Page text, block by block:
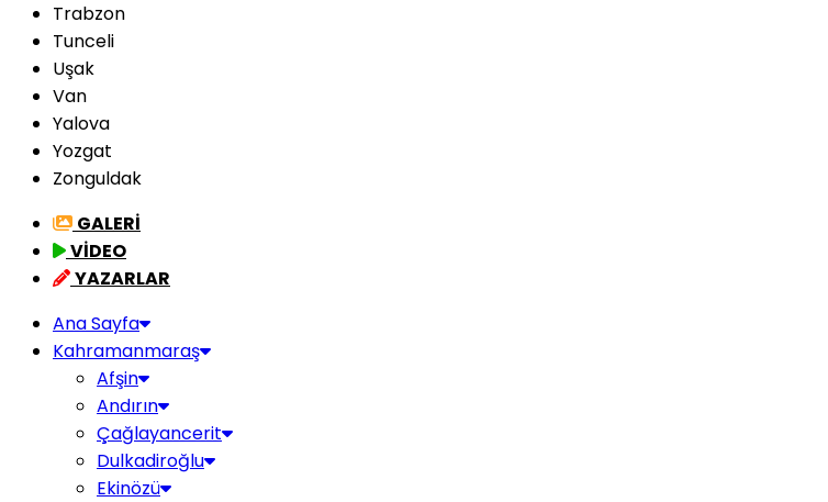
Trabzon
Tunceli
Uşak
Van
Yalova
Yozgat
Zonguldak
GALERİ
VİDEO
YAZARLAR
Ana Sayfa
Kahramanmaraş
Afşin
Andırın
Çağlayancerit
Dulkadiroğlu
Ekinözü